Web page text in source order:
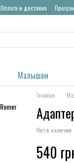
Оплата и доставка
Малышам
Главная
Нет в наличии
540